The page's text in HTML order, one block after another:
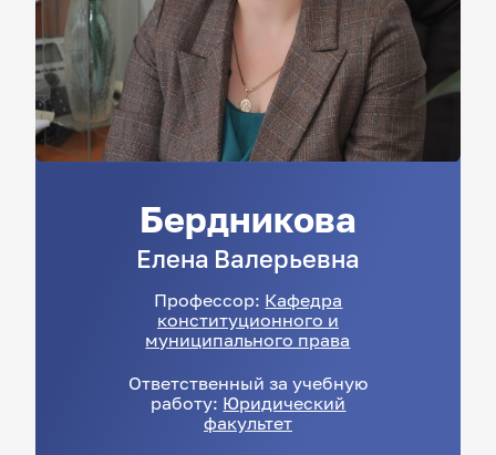
Бердникова
Елена Валерьевна
Профессор: Кафедра
конституционного и
муниципального права
Ответственный за учебную
работу: Юридический
факультет